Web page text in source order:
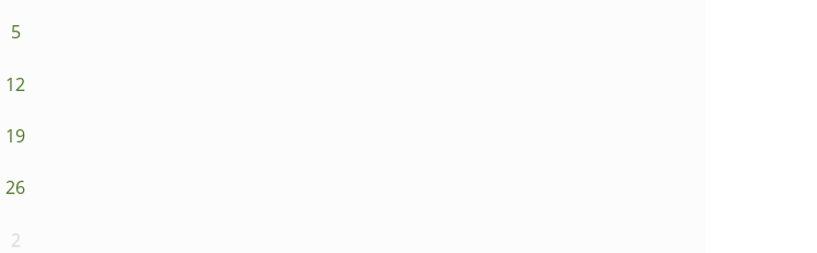
5
12
19
26
2